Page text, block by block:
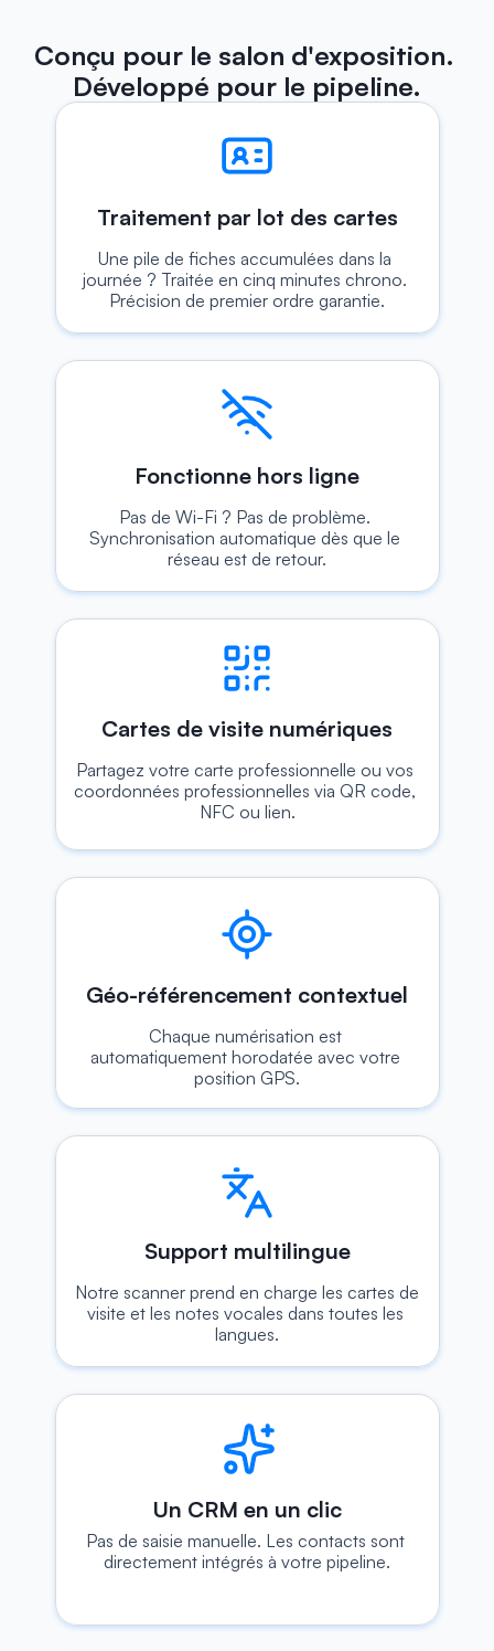
Conçu pour le salon d'exposition.
Développé pour le pipeline.
Traitement par lot des cartes
Une pile de fiches accumulées dans la
journée ? Traitée en cinq minutes chrono.
Précision de premier ordre garantie.
Fonctionne hors ligne
Pas de Wi-Fi ? Pas de problème.
Synchronisation automatique dès que le
réseau est de retour.
Cartes de visite numériques
Partagez votre carte professionnelle ou vos
coordonnées professionnelles via QR code,
NFC ou lien.
Géo-référencement contextuel
Chaque numérisation est
automatiquement horodatée avec votre
position GPS.
Support multilingue
Notre scanner prend en charge les cartes de
visite et les notes vocales dans toutes les
langues.
Un CRM en un clic
Pas de saisie manuelle. Les contacts sont
directement intégrés à votre pipeline.